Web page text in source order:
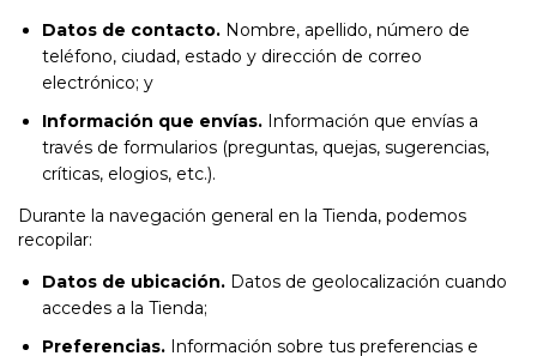
Datos de contacto. Nombre, apellido, número de
teléfono, ciudad, estado y dirección de correo
electrónico; y
Información que envías. Información que envías a
través de formularios (preguntas, quejas, sugerencias,
críticas, elogios, etc.).
Durante la navegación general en la Tienda, podemos
recopilar:
Datos de ubicación. Datos de geolocalización cuando
accedes a la Tienda;
Preferencias. Información sobre tus preferencias e